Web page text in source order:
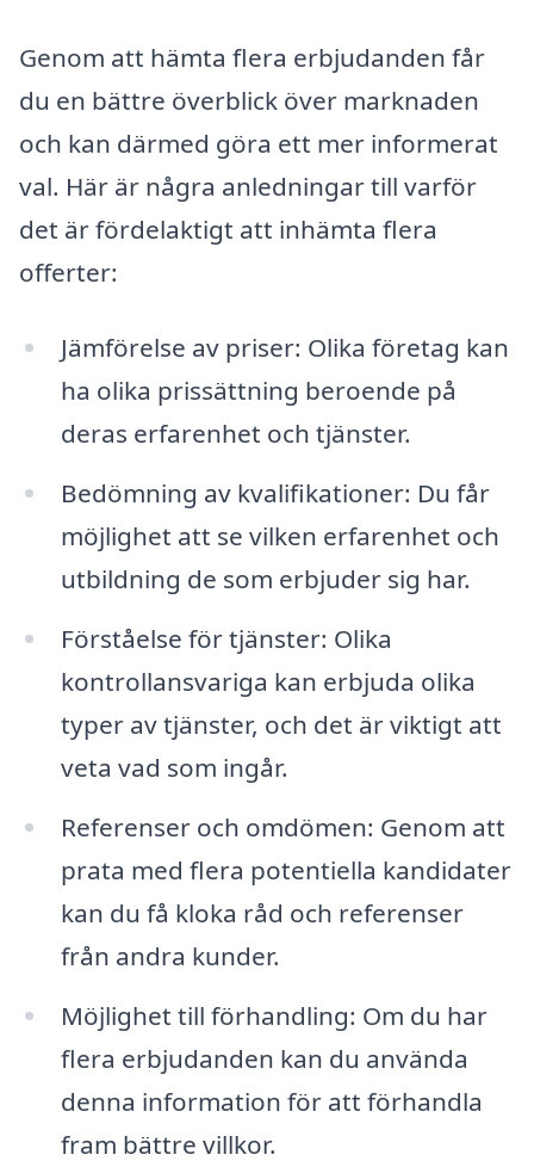
Genom att hämta flera erbjudanden får
du en bättre överblick över marknaden
och kan därmed göra ett mer informerat
val. Här är några anledningar till varför
det är fördelaktigt att inhämta flera
offerter:
Jämförelse av priser: Olika företag kan
ha olika prissättning beroende på
deras erfarenhet och tjänster.
Bedömning av kvalifikationer: Du får
möjlighet att se vilken erfarenhet och
utbildning de som erbjuder sig har.
Förståelse för tjänster: Olika
kontrollansvariga kan erbjuda olika
typer av tjänster, och det är viktigt att
veta vad som ingår.
Referenser och omdömen: Genom att
prata med flera potentiella kandidater
kan du få kloka råd och referenser
från andra kunder.
Möjlighet till förhandling: Om du har
flera erbjudanden kan du använda
denna information för att förhandla
fram bättre villkor.